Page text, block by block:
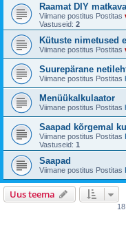
Raamat DIY
Viimane postitus Postitas
Vastuseid: 2
Kütuste nimetused
Viimane postitus Postitas
Suurepärane
Viimane postitus Postitas
Menüükalkulaator
Viimane postitus Postitas
Saapad kõrgemal
Viimane postitus Postitas
Vastuseid: 1
Saapad
Viimane postitus Postitas
Uus teema